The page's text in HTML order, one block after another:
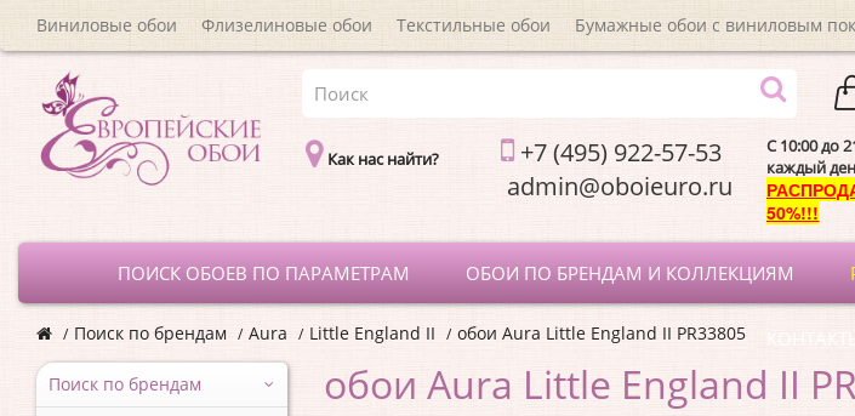
Виниловые обои Флизелиновые обои Текстильные обои Бумажные обои с виниловым
Как нас найти?
+7 (495) 922-57-53
C 10:00 до
каждый
50%!!!
ПОИСК ОБОЕВ ПО ПАРАМЕТРАМ ОБОИ ПО БРЕНДАМ И КОЛЛЕКЦИЯМ
КОНТАКТЫ
Поиск по брендам Aura Little England II обои Aura Little England II PR33805
Поиск по брендам
обои Aura Little England II